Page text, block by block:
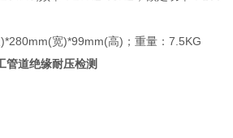
宽)*99mm(高)；重量：7.5KG
管道绝缘耐压检测